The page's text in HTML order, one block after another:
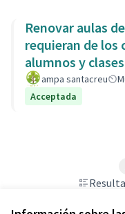
Renovar aulas
requieran de los
alumnos y
ampa santacreu
Acceptada